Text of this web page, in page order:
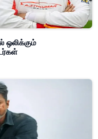
ஒலிக்கும்